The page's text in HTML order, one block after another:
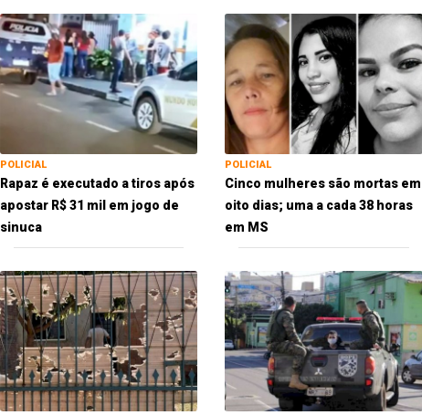
POLICIAL
Rapaz é executado a tiros após
apostar R$ 31 mil em jogo de
sinuca
POLICIAL
Cinco mulheres são mortas em
oito dias; uma a cada 38 horas
em MS